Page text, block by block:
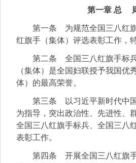
第一章 总
第一条 为规范全国三八红
红旗手（集体）评选表彰工作，
第二条 全国三八红旗手标
（集体）是全国妇联授予我国优
体）的最高荣誉。
第三条 以习近平新时代中
为指导，突出政治性、先进性、
全国三八红旗手标兵、全国三八
表彰工作。
第四条 开展全国三八红旗